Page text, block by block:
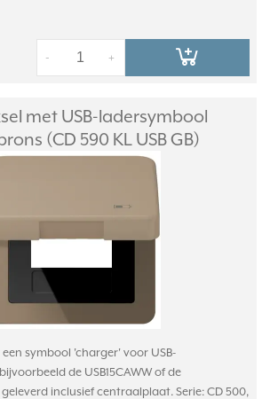
+
-
met USB-ladersymbool
(CD 590 KL USB GB)
symbool 'charger' voor USB-
de USB15CAWW of de
geleverd inclusief centraalplaat. Serie: CD 500,